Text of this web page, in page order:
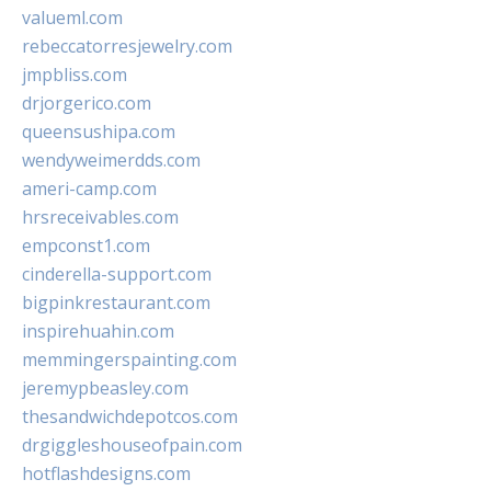
valueml.com
rebeccatorresjewelry.com
jmpbliss.com
drjorgerico.com
queensushipa.com
wendyweimerdds.com
ameri-camp.com
hrsreceivables.com
empconst1.com
cinderella-support.com
bigpinkrestaurant.com
inspirehuahin.com
memmingerspainting.com
jeremypbeasley.com
thesandwichdepotcos.com
drgiggleshouseofpain.com
hotflashdesigns.com